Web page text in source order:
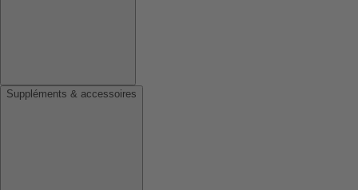
Suppléments & accessoires